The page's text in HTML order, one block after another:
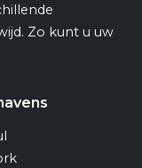
Zo kunt u uw